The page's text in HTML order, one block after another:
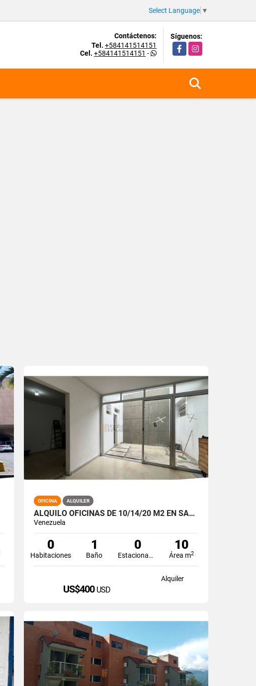
Select Language ▼
Contáctenos:
Tel. +584141514151
Cel. +584141514151 -
Síguenos:
FacebookInstagram
OFICINA ALQUILER
ALQUILO OFICINAS DE 10/14/20 M2 EN SANTA EDUVIGIS
Venezuela
0
Habitaciones
1
Baño
0
Estacionamiento
10
Área m2
Alquiler
US$400 USD